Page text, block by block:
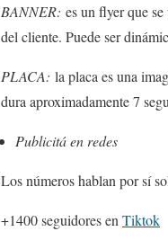
BANNER: es un flyer que
del cliente. Puede ser
PLACA: la placa es una
dura aproximadamente 7
Publicitá en redes
Los números hablan por sí
+1400 seguidores en Tiktok